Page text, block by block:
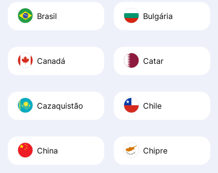
Brasil Bulgária
Canadá Catar
Cazaquistão Chile
China Chipre